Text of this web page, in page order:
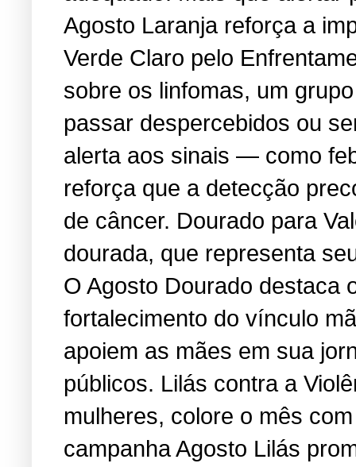
Agosto Laranja reforça a
Verde Claro pelo
sobre os linfomas, um
passar despercebidos ou
alerta aos sinais — como
reforça que a detecção
de câncer. Dourado para
dourada, que representa
O Agosto Dourado destaca
fortalecimento do vínculo
apoiem as mães em sua
públicos. Lilás contra a
mulheres, colore o mês
campanha Agosto Lilás